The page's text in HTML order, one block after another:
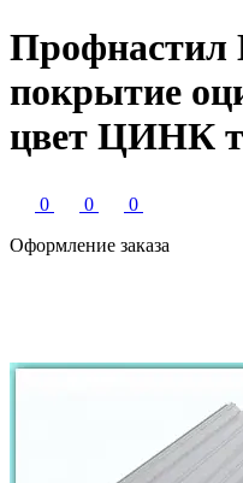
Профнастил
покрытие
цвет ЦИНК
0 0
0
Оформление заказа